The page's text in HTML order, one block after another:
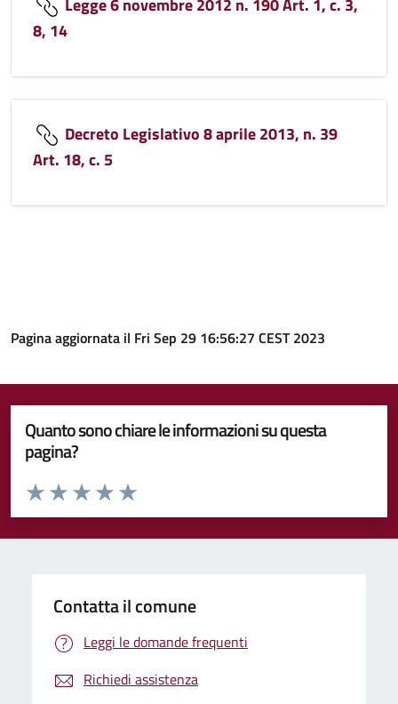
8, 14
Decreto Legislativo 8 aprile 2013, n. 39
Art. 18, c. 5
Pagina aggiornata il Fri Sep 29 16:56:27 CEST 2023
Quanto sono chiare le informazioni su questa
pagina?
Valuta da 1 a 5 stelle la pagina
Valuta 5 stelle su 5
Valuta 4 stelle su 5
Valuta 3 stelle su 5
Valuta 2 stelle su 5
Valuta 1 stelle su 5
Contatta il comune
Leggi le domande frequenti
Richiedi assistenza